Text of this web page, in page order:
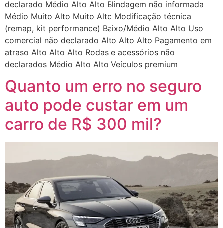
declarado Médio Alto Alto Blindagem não informada
Médio Muito Alto Muito Alto Modificação técnica
(remap, kit performance) Baixo/Médio Alto Alto Uso
comercial não declarado Alto Alto Alto Pagamento em
atraso Alto Alto Alto Rodas e acessórios não
declarados Médio Alto Alto Veículos premium
Quanto um erro no seguro
auto pode custar em um
carro de R$ 300 mil?